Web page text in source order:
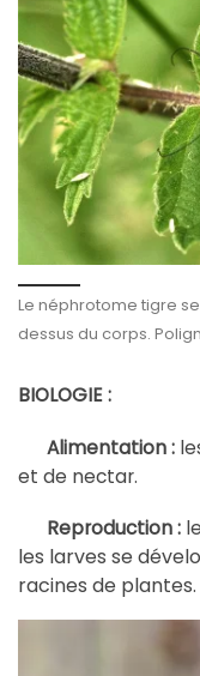
Le néphrotome tigre
dessus du corps.
BIOLOGIE :
Alimentation :
et de nectar.
Reproduction :
les larves se
racines de